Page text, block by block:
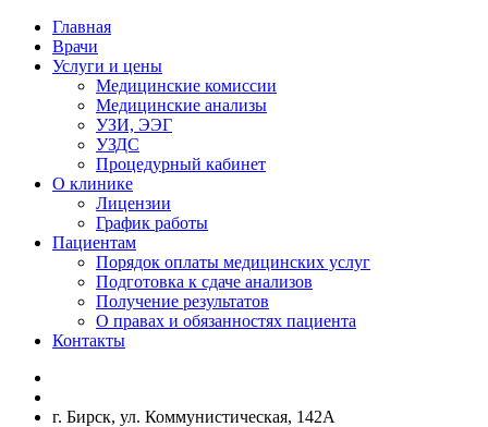
Главная
Врачи
Услуги и цены
Медицинские комиссии
Медицинские анализы
УЗИ, ЭЭГ
УЗДС
Процедурный кабинет
О клинике
Лицензии
График работы
Пациентам
Порядок оплаты медицинских услуг
Подготовка к сдаче анализов
Получение результатов
О правах и обязанностях пациента
Контакты
г. Бирск, ул. Коммунистическая, 142А